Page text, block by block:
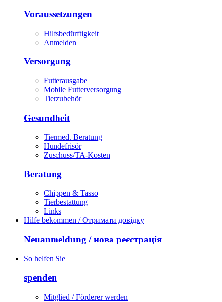
Voraussetzungen
Hilfsbedürftigkeit
Anmelden
Versorgung
Futterausgabe
Mobile Futterversorgung
Tierzubehör
Gesundheit
Tiermed. Beratung
Hundefrisör
Zuschuss/TA-Kosten
Beratung
Chippen & Tasso
Tierbestattung
Links
Hilfe bekommen / Отримати довідку
Neuanmeldung / нова реєстрація
So helfen Sie
spenden
Mitglied / Förderer werden